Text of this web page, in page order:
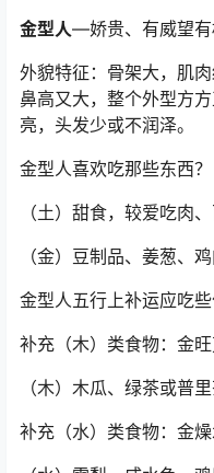
金型人—娇贵、有威望
外貌特征：骨架大，肌
鼻高又大，整个外型方
亮，头发少或不润泽。
金型人喜欢吃那些东西
（土）甜食，较爱吃肉
（金）豆制品、姜葱、鸡
金型人五行上补运应吃些
补充（木）类食物：金
（木）木瓜、绿茶或普
补充（水）类食物：金